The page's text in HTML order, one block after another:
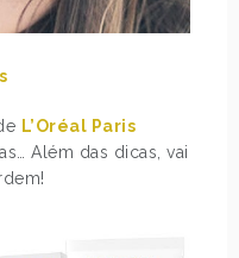
L’Oréal Paris
Além das dicas, vai